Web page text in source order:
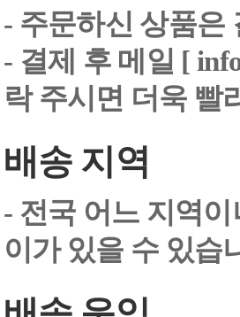
- 주문하신 상품은
- 결제 후 메일 [
락 주시면 더욱 빨
배송 지역
- 전국 어느 지역
이가 있을 수 있습